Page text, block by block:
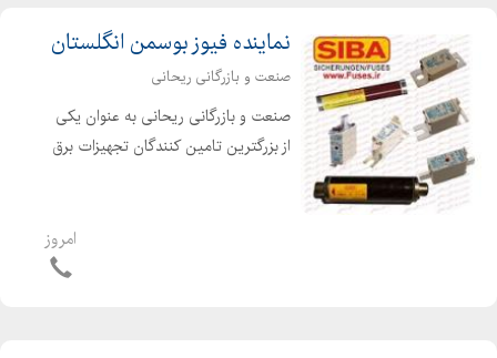
نماینده فیوز بوسمن انگلستان
صنعت و بازرگانی ریحانی
صنعت و بازرگانی ریحانی به عنوان یکی
از بزرگترین تامین کنندگان تجهیزات برق
انواع فیوز های صنعتی از قبیل - فیوزامروز